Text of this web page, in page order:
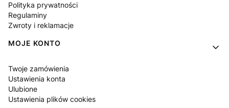
Polityka prywatności
Regulaminy
Zwroty i reklamacje
MOJE KONTO
Twoje zamówienia
Ustawienia konta
Ulubione
Ustawienia plików cookies